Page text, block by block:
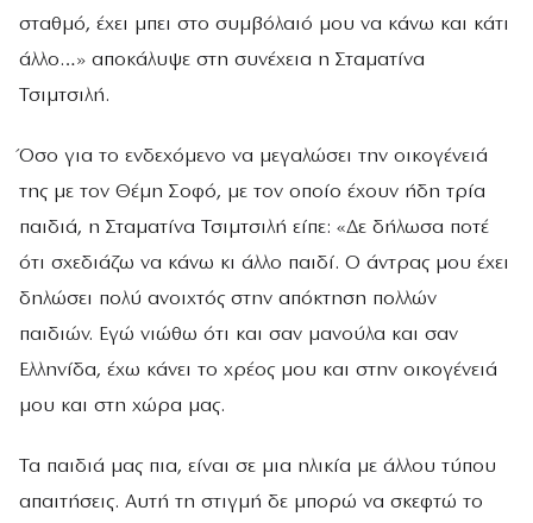
σταθμό, έχει μπει στο συμβόλαιό μου να κάνω και κάτι
άλλο…» αποκάλυψε στη συνέχεια η Σταματίνα
Τσιμτσιλή.
Όσο για το ενδεχόμενο να μεγαλώσει την οικογένειά
της με τον Θέμη Σοφό, με τον οποίο έχουν ήδη τρία
παιδιά, η Σταματίνα Τσιμτσιλή είπε: «Δε δήλωσα ποτέ
ότι σχεδιάζω να κάνω κι άλλο παιδί. Ο άντρας μου έχει
δηλώσει πολύ ανοιχτός στην απόκτηση πολλών
παιδιών. Εγώ νιώθω ότι και σαν μανούλα και σαν
Ελληνίδα, έχω κάνει το χρέος μου και στην οικογένειά
μου και στη χώρα μας.
Τα παιδιά μας πια, είναι σε μια ηλικία με άλλου τύπου
απαιτήσεις. Αυτή τη στιγμή δε μπορώ να σκεφτώ το